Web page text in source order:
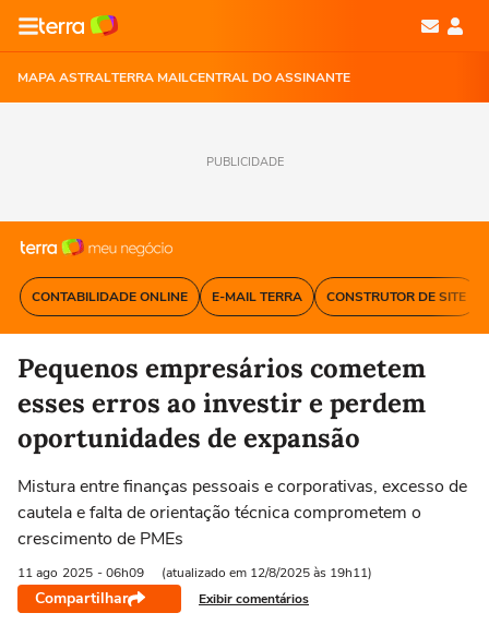
MAPA ASTRALTERRA MAILCENTRAL DO ASSINANTE
PUBLICIDADE
CONTABILIDADE ONLINE E-MAIL TERRA CONSTRUTOR DE SITE
Pequenos empresários cometem
esses erros ao investir e perdem
oportunidades de expansão
Mistura entre finanças pessoais e corporativas, excesso de
cautela e falta de orientação técnica comprometem o
crescimento de PMEs
11 ago 2025 - 06h09 (atualizado em 12/8/2025 às 19h11)
Compartilhar Exibir comentários